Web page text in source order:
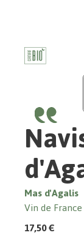
Mas d'Agalis
Vin de France
17,50 €